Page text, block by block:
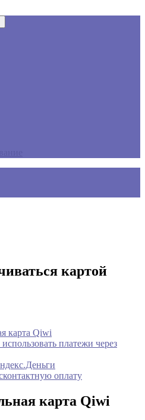
картой
карта Qiwi
платежи через
оплату
карта Qiwi